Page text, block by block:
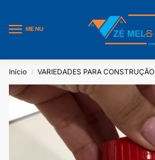
MENU
Início / VARIEDADES PARA CONSTRUÇÃO